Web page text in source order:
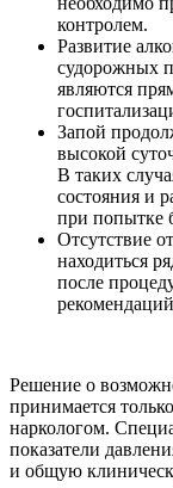
контролем.
Развитие
судорожных
являются
Запой
высокой
В таких
состояния и
при попытке
Отсутствие
находиться
после
Решение о
принимается
наркологом.
показатели
и общую